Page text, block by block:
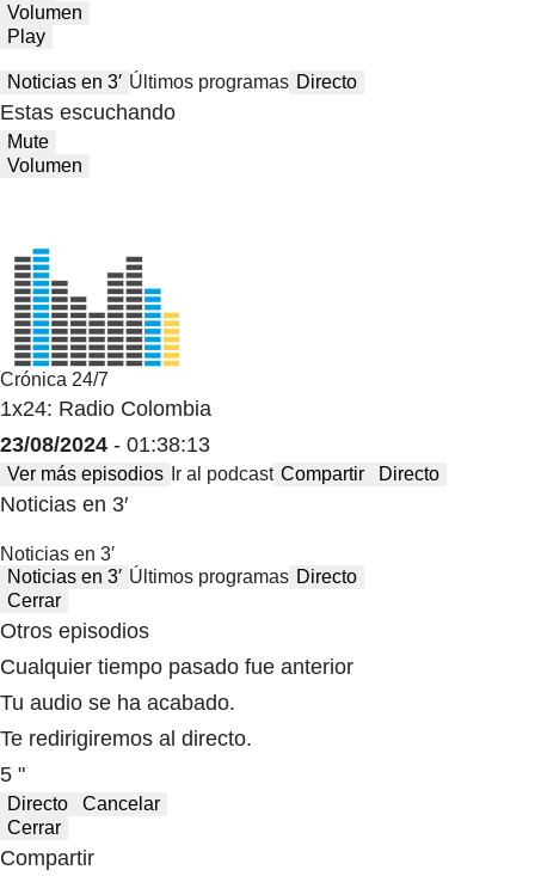
Volumen
Play
Noticias en 3′ Últimos programas Directo
Estas escuchando
Mute
Volumen
Crónica 24/7
1x24: Radio Colombia
23/08/2024 - 01:38:13
Ver más episodios Ir al podcast Compartir Directo
Noticias en 3′
Noticias en 3′
Noticias en 3′ Últimos programas Directo
Cerrar
Otros episodios
Cualquier tiempo pasado fue anterior
Tu audio se ha acabado.
Te redirigiremos al directo.
5 "
Directo
Cancelar
Cerrar
Compartir